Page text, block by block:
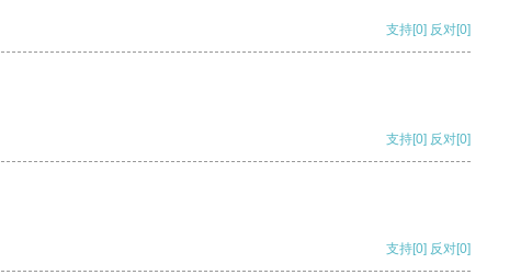
支持[0] 反对[0]
支持[0] 反对[0]
支持[0] 反对[0]